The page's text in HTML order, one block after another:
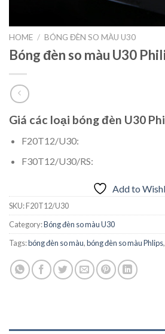
HOME / BÓNG ĐÈN SO MÀU U30
Bóng đèn so màu U30
Giá các loại bóng đèn U30
F20T12/U30:
F30T12/U30/RS:
Add to
SKU:F20T12/U30
Category:Bóng đèn so màu U30
Tags:bóng đèn so màu,bóng đèn so màu Phlips,